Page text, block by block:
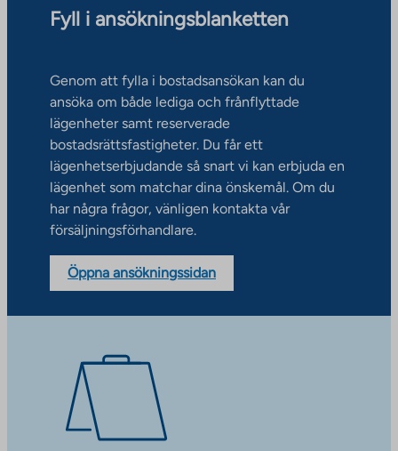
Fyll i ansökningsblanketten
Genom att fylla i bostadsansökan kan du
ansöka om både lediga och frånflyttade
lägenheter samt reserverade
bostadsrättsfastigheter. Du får ett
lägenhetserbjudande så snart vi kan erbjuda en
lägenhet som matchar dina önskemål. Om du
har några frågor, vänligen kontakta vår
försäljningsförhandlare.
Öppna ansökningssidan